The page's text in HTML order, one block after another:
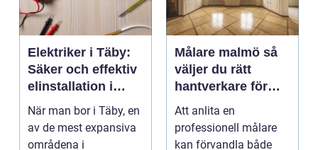
Elektriker i Täby:
Säker och effektiv
elinstallation i
norrort
När man bor i Täby, en
av de mest expansiva
områdena i
Målare malmö så
väljer du rätt
hantverkare för
hem och företag
Att anlita en
professionell målare
kan förvandla både